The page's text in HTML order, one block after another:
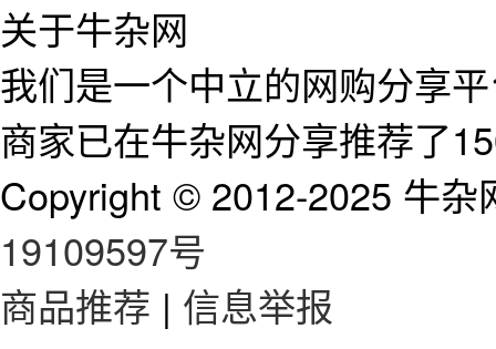
关于牛杂网
我们是一个中立的网购分享
商家已在牛杂网分享推荐了
Copyright © 2012-2025 牛
19109597号
商品推荐 | 信息举报